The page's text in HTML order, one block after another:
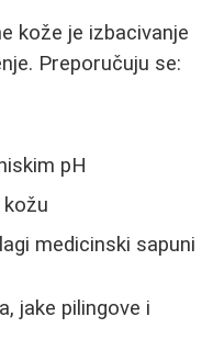
kože je izbacivanje
Preporučuju se:
pH
medicinski sapuni
jake pilingove i